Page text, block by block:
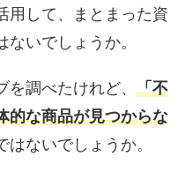
用して、まとまった資
いでしょうか。
調べたけれど、 「不
的な商品が見つからな
ないでしょうか。